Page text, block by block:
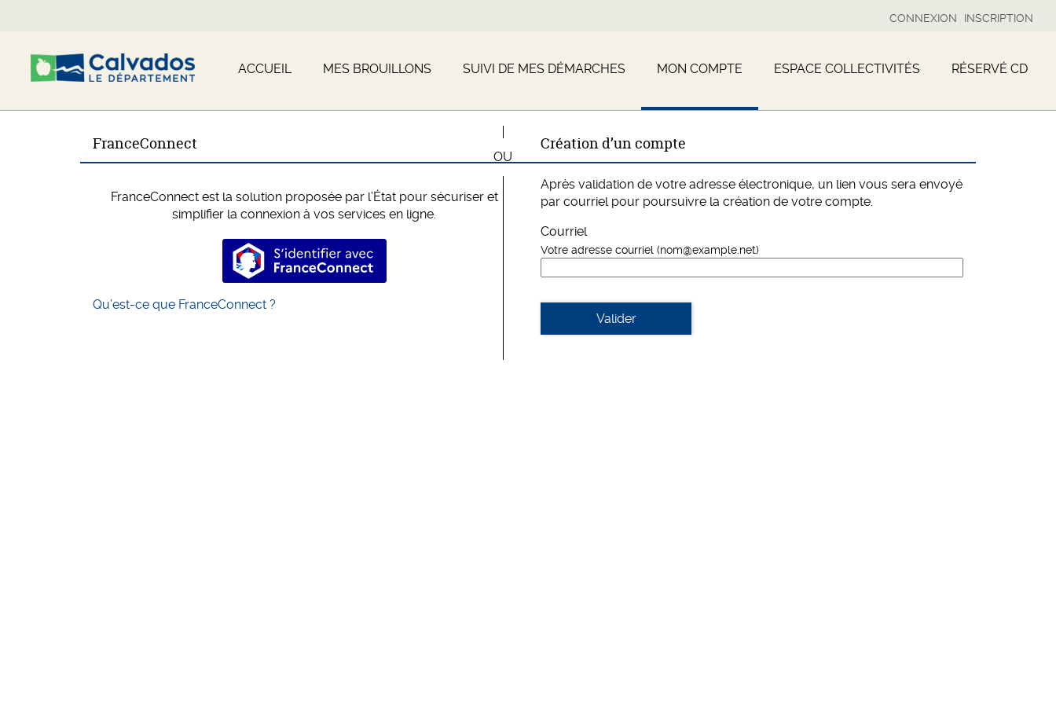
CONNEXION INSCRIPTION
ACCUEIL MES BROUILLONS SUIVI DE MES DÉMARCHES MON COMPTE ESPACE COLLECTIVITÉS RÉSERVÉ CD
FranceConnect
FranceConnect est la solution proposée par l’État pour sécuriser et
simplifier la connexion à vos services en ligne.
S’identifier avec FranceConnect
Qu’est-ce que FranceConnect ?
Création d’un compte
Après validation de votre adresse électronique, un lien vous sera envoyé
par courriel pour poursuivre la création de votre compte.
Courriel
Votre adresse courriel (nom@example.net)
Valider